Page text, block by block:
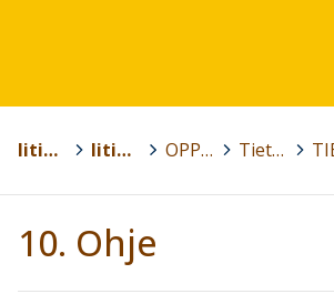
Iitin kunta > Iitin lukio > OPPIAINEET > Tietotekniikka >
10. Ohje